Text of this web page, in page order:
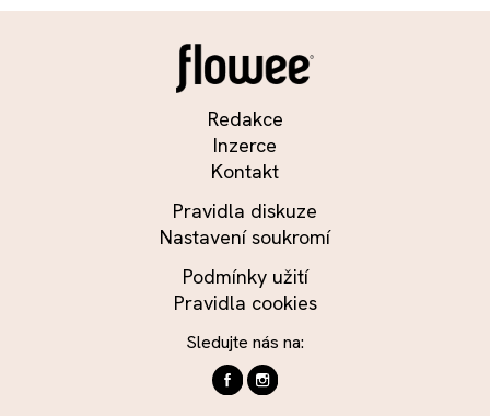
Redakce
Inzerce
Kontakt
Pravidla diskuze
Nastavení soukromí
Podmínky užití
Pravidla cookies
Sledujte nás na: